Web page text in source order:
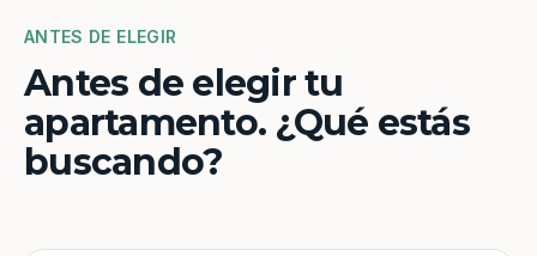
ANTES DE ELEGIR
Antes de elegir tu
apartamento. ¿Qué estás
buscando?